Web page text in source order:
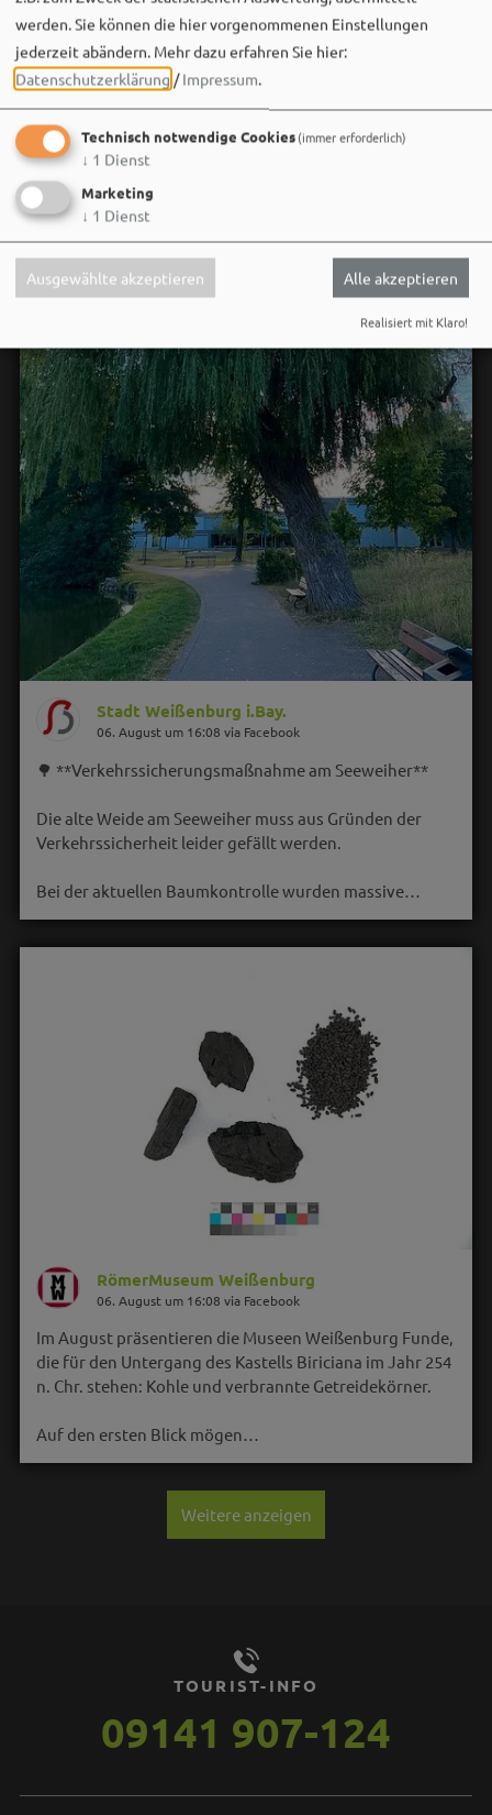
Wir sehen uns…
Stadt Weißenburg i.Bay.
06. August um 16:08 via Facebook
🌳 **Verkehrssicherungsmaßnahme am Seeweiher**
Die alte Weide am Seeweiher muss aus Gründen der
Verkehrssicherheit leider gefällt werden.
Bei der aktuellen Baumkontrolle wurden massive…
RömerMuseum Weißenburg
06. August um 16:08 via Facebook
Im August präsentieren die Museen Weißenburg Funde,
die für den Untergang des Kastells Biriciana im Jahr 254
n. Chr. stehen: Kohle und verbrannte Getreidekörner.
Auf den ersten Blick mögen…
Weitere anzeigen
TOURIST-INFO
09141 907-124
werden. Sie können die hier vorgenommenen Einstellungen
jederzeit abändern. Mehr dazu erfahren Sie hier:
Datenschutzerklärung /Impressum.
Technisch notwendige Cookies(immer erforderlich)
↓ 1 Dienst
Marketing
↓ 1 Dienst
Ausgewählte akzeptieren Alle akzeptieren
Realisiert mit Klaro!